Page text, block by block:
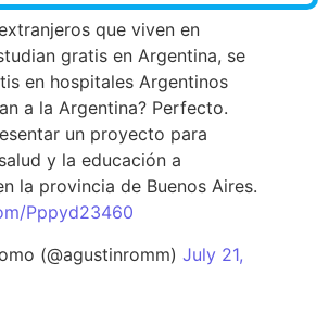
que viven en
gratis en Argentina, se
en hospitales Argentinos
a la Argentina? Perfecto.
un proyecto para
y la educación a
la provincia de Buenos Aires.
Pppyd23460
(@agustinromm) July 21,